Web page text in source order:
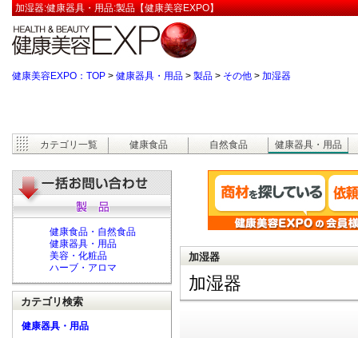
加湿器:健康器具・用品:製品【健康美容EXPO】
健康美容EXPO：TOP > 健康器具・用品 > 製品 > その他 > 加湿器
カテゴリ一覧 健康食品 自然食品 健康器具・用品
加湿器
加湿器
健康食品・自然食品
健康器具・用品
美容・化粧品
ハーブ・アロマ
カテゴリ検索
健康器具・用品